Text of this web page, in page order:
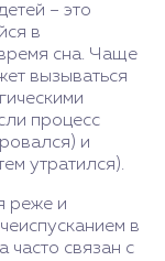
– это
в
сна. Чаще
вызываться
процесс
и
утратился).
реже и
в
часто связан с